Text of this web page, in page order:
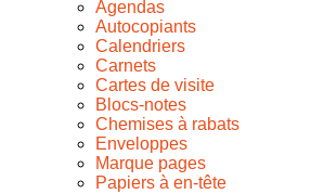
Agendas
Autocopiants
Calendriers
Carnets
Cartes de visite
Blocs-notes
Chemises à rabats
Enveloppes
Marque pages
Papiers à en-tête